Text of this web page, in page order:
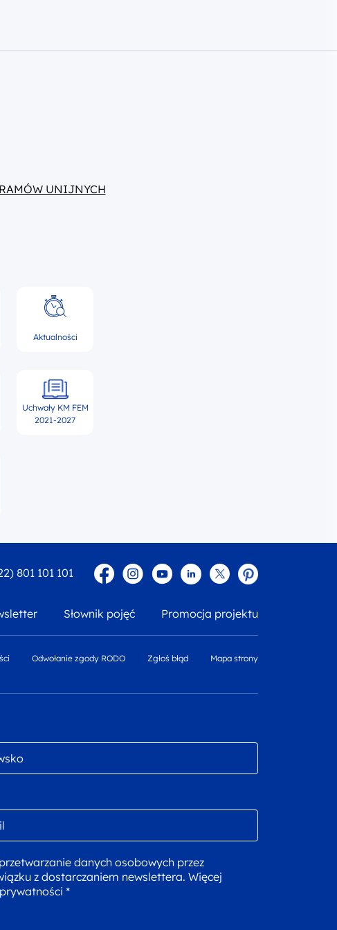
UNIJNYCH
Aktualności
Uchwały KM FEM
2021-2027
801 101 101 FacebookInstagram
YouTubeLinkedin
twitterPinterest
Słownik pojęć Promocja projektu
Odwołanie zgody RODO Zgłoś błąd Mapa strony
danych osobowych przez
z dostarczaniem newslettera. Więcej
*